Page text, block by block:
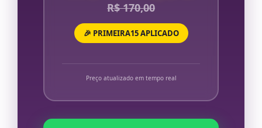
R$ 170,00
🎉 PRIMEIRA15 APLICADO
Preço atualizado em tempo real